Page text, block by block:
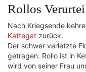
Rollos
Nach Kriegsende
Kattegat zurück.
Der schwer verletzte
getragen. Rollo ist in
wird von seiner Frau